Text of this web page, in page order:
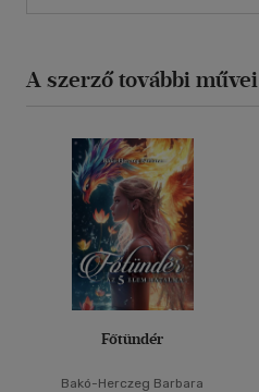
A szerző további művei
Főtündér
Bakó-Herczeg Barbara